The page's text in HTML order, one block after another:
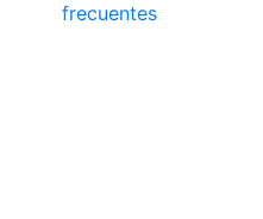
frecuentes